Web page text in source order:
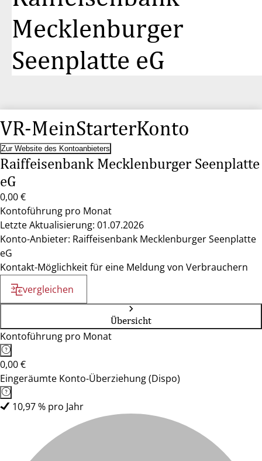
Mecklenburger
Seenplatte eG
VR-MeinStarterKonto
Zur Website des Kontoanbieters
Raiffeisenbank Mecklenburger Seenplatte
eG
0,00 €
Kontoführung pro Monat
Letzte Aktualisierung: 01.07.2026
Konto-Anbieter: Raiffeisenbank Mecklenburger Seenplatte
eG
Kontakt-Möglichkeit für eine Meldung von Verbrauchern
vergleichen
Übersicht
Kontoführung pro Monat
0,00 €
Eingeräumte Konto-Überziehung (Dispo)
10,97 % pro Jahr